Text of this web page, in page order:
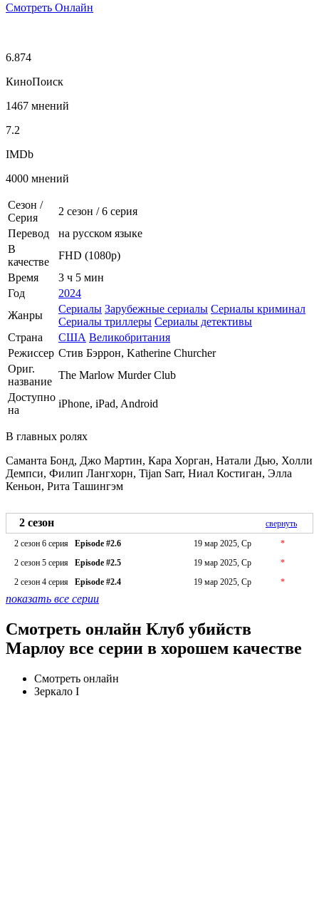
Смотреть Онлайн
6.874
КиноПоиск
1467 мнений
7.2
IMDb
4000 мнений
Сезон /
Серия
2 сезон /6 серия
Перевод
на русском языке
В
качестве
FHD (1080p)
Время
3 ч 5 мин
Год
2024
Жанры
Сериалы Зарубежные сериалы Сериалы криминал
Сериалы триллеры Сериалы детективы
Страна
США Великобритания
Режиссер Стив Бэррон, Katherine Churcher
Ориг.
название
The Marlow Murder Club
Доступно
на
iPhone, iPad, Android
В главных ролях
Саманта Бонд, Джо Мартин, Кара Хорган, Натали Дью, Холли
Демпси, Филип Лангхорн, Tijan Sarr, Ниал Костиган, Элла
Кеньон, Рита Ташингэм
2 сезон
свернуть
2 сезон 6 серия
Episode #2.6 19 мар 2025, Ср
*
2 сезон 5 серия
Episode #2.5 19 мар 2025, Ср
*
2 сезон 4 серия
Episode #2.4 19 мар 2025, Ср *
показать все серии
Смотреть онлайн Клуб убийств
Марлоу все серии в хорошем качестве
Смотреть онлайн
Зеркало I